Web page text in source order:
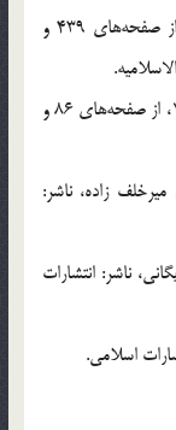
1. تفسير نمونه، نوشته جمعي از نويسندگان، ج 20، از صفحه‌هاي 439 و
2. ترجمه تفسير الميزان، نوشته علامه طباطبايي، ج 18، از صفحه‌هاي 86 و
1 و 2، نوشته قاسم ميرخلف زاده، ناشر:
گلپايگاني، ناشر: انتشارات